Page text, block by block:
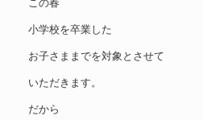
小学校を卒業した
お子さままでを対象とさせて
いただきます。
だから